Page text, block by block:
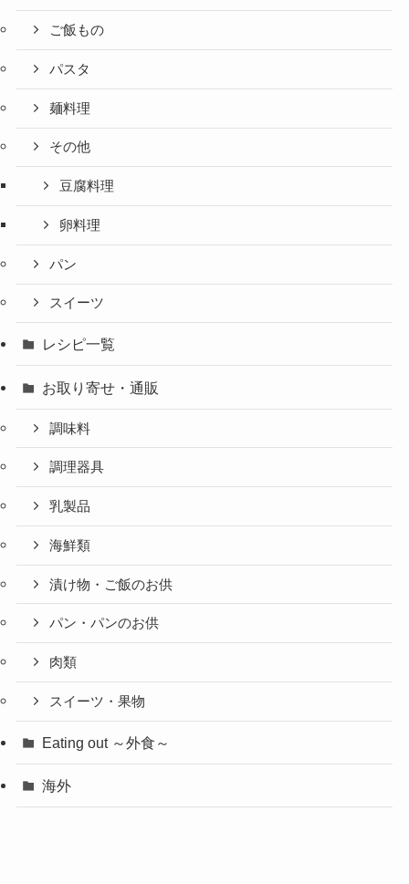
ご飯もの
パスタ
麺料理
その他
豆腐料理
卵料理
パン
スイーツ
レシピ一覧
お取り寄せ・通販
調味料
調理器具
乳製品
海鮮類
漬け物・ご飯のお供
パン・パンのお供
肉類
スイーツ・果物
Eating out ～外食～
海外